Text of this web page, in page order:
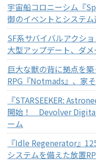
宇宙船コロニーシム『
御のイベントとシステ
SF系サバイバルアクシ
大型アップデート、ダ
巨大な獣の背に拠点を
RPG『Notmads』、家
『STARSEEKER:
開始！ Devolver
ーム
『Idle Regenerator』
システムを備えた放置